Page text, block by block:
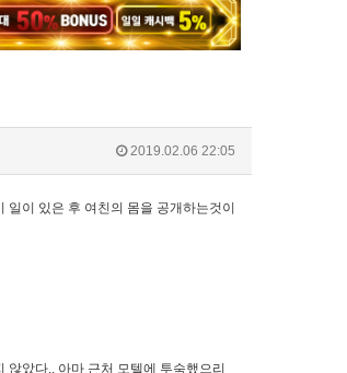
2019.02.06 22:05
이 있은 후 여친의 몸을 공개하는것이
았다.. 아마 근처 모텔에 투숙했으리